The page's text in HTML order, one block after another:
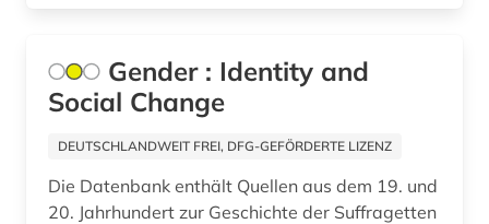
geschlechtergeschichte (1)
gesellschaft (19)
gesundheit (1)
gesundheitswesen (1)
gewerkschaft (3)
Gender : Identity and
Social Change
DEUTSCHLANDWEIT FREI, DFG-GEFÖRDERTE LIZENZ
Die Datenbank enthält Quellen aus dem 19. und
20. Jahrhundert zur Geschichte der Suffragetten